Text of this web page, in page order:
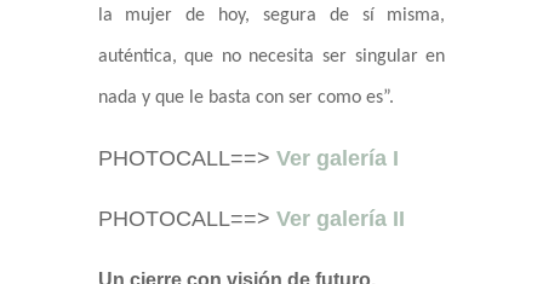
la mujer de hoy, segura de sí misma,
auténtica, que no necesita ser singular en
nada y que le basta con ser como es”.
PHOTOCALL==> Ver galería I
PHOTOCALL==> Ver galería II